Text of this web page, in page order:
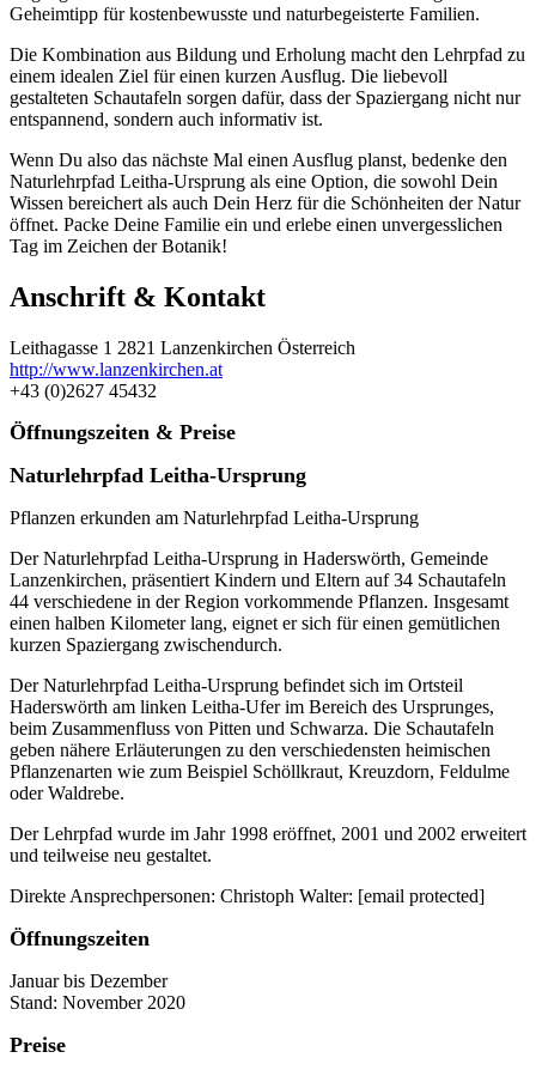
Geheimtipp für kostenbewusste und naturbegeisterte Familien.
Die Kombination aus Bildung und Erholung macht den Lehrpfad zu
einem idealen Ziel für einen kurzen Ausflug. Die liebevoll
gestalteten Schautafeln sorgen dafür, dass der Spaziergang nicht nur
entspannend, sondern auch informativ ist.
Wenn Du also das nächste Mal einen Ausflug planst, bedenke den
Naturlehrpfad Leitha-Ursprung als eine Option, die sowohl Dein
Wissen bereichert als auch Dein Herz für die Schönheiten der Natur
öffnet. Packe Deine Familie ein und erlebe einen unvergesslichen
Tag im Zeichen der Botanik!
Anschrift & Kontakt
Leithagasse 1 2821 Lanzenkirchen Österreich
http://www.lanzenkirchen.at
+43 (0)2627 45432
Öffnungszeiten & Preise
Naturlehrpfad Leitha-Ursprung
Pflanzen erkunden am Naturlehrpfad Leitha-Ursprung
Der Naturlehrpfad Leitha-Ursprung in Haderswörth, Gemeinde
Lanzenkirchen, präsentiert Kindern und Eltern auf 34 Schautafeln
44 verschiedene in der Region vorkommende Pflanzen. Insgesamt
einen halben Kilometer lang, eignet er sich für einen gemütlichen
kurzen Spaziergang zwischendurch.
Der Naturlehrpfad Leitha-Ursprung befindet sich im Ortsteil
Haderswörth am linken Leitha-Ufer im Bereich des Ursprunges,
beim Zusammenfluss von Pitten und Schwarza. Die Schautafeln
geben nähere Erläuterungen zu den verschiedensten heimischen
Pflanzenarten wie zum Beispiel Schöllkraut, Kreuzdorn, Feldulme
oder Waldrebe.
Der Lehrpfad wurde im Jahr 1998 eröffnet, 2001 und 2002 erweitert
und teilweise neu gestaltet.
Direkte Ansprechpersonen: Christoph Walter: [email protected]
Öffnungszeiten
Januar bis Dezember
Stand: November 2020
Preise